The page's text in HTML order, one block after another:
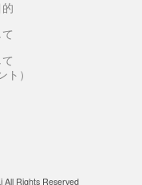
ト）
All Rights Reserved